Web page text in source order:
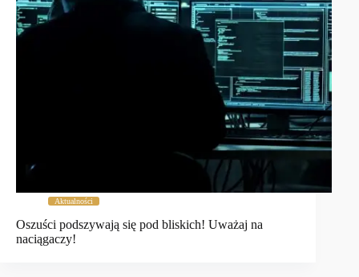
Aktualności
Oszuści podszywają się pod bliskich! Uważaj na
naciągaczy!